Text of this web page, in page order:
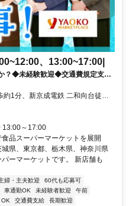
、13:00~17:00|
？◆未経験歓迎◆交通費規定支給
1分、新京成電鉄 二和向台徒歩
徒歩約17分 新京成線 三咲駅より
自転車通勤 OK
13:00～17:00
品スーパーマーケットを展開
県、東京都、栃木県、神奈川県
ーマーケットです。 新店舗も
婦・主夫歓迎
60代も応募可
車通勤OK 未経験者歓迎
午前
OK 交通費支給
長期歓迎